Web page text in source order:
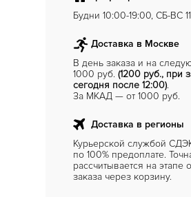
Будни 10:00-19:00, СБ-ВС
Доставка в Москве
В день заказа и на
1000 руб. (1200 руб., при
сегодня после 12:00).
За МКАД — от 1000 руб.
Доставка в регионы
Курьерской службой
по 100% предоплате.
рассчитывается на
заказа через корзину.